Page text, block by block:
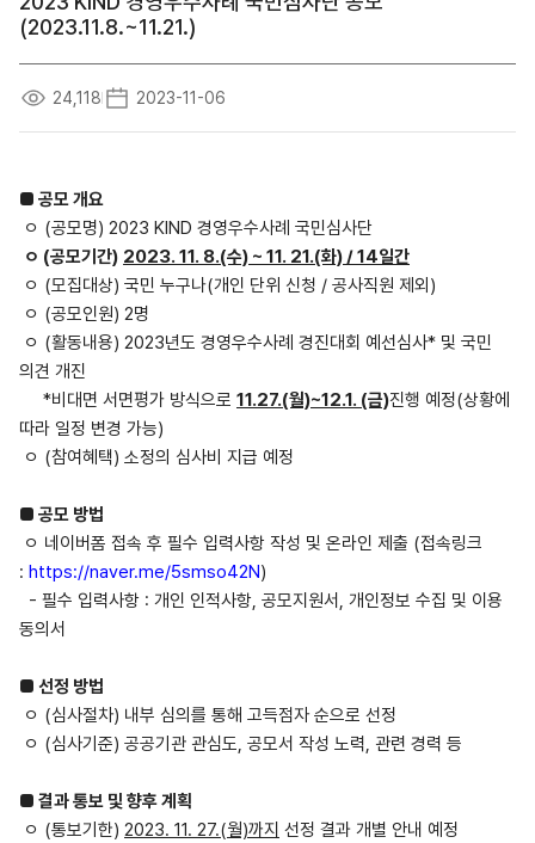
(2023.11.8.~11.21.)
24,118 2023-11-06
■ 공모 개요
ㅇ (공모명) 2023 KIND 경영우수사례 국민심사단
ㅇ (공모기간) 2023. 11. 8.(수) ~ 11. 21.(화) / 14일간
ㅇ (모집대상) 국민 누구나(개인 단위 신청 / 공사직원 제외)
ㅇ (공모인원) 2명
ㅇ (활동내용) 2023년도 경영우수사례 경진대회 예선심사* 및 국민
의견 개진
*비대면 서면평가 방식으로 11.27.(월)~12.1. (금)진행 예정(상황에
따라 일정 변경 가능)
ㅇ (참여혜택) 소정의 심사비 지급 예정
■ 공모 방법
ㅇ 네이버폼 접속 후 필수 입력사항 작성 및 온라인 제출 (접속링크
: https://naver.me/5smso42N)
- 필수 입력사항 : 개인 인적사항, 공모지원서, 개인정보 수집 및 이용
동의서
■ 선정 방법
ㅇ (심사절차) 내부 심의를 통해 고득점자 순으로 선정
ㅇ (심사기준) 공공기관 관심도, 공모서 작성 노력, 관련 경력 등
■ 결과 통보 및 향후 계획
ㅇ (통보기한) 2023. 11. 27.(월)까지 선정 결과 개별 안내 예정